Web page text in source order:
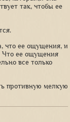
так, чтобы ее
что ее ощущения, и
Что ее ощущения
все только
противную мелкую